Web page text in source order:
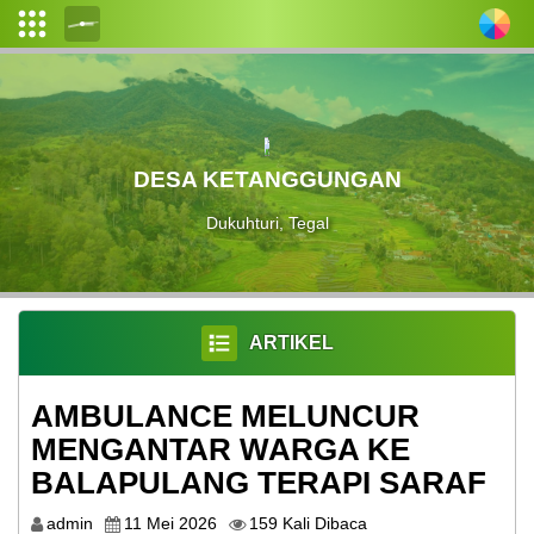
Admin
Layanan
Mandiri
PROFIL
LEMBAGA
KEPENDUDUKAN
LAYANAN
PPID
LAPAK
DESA KETANGGUNGAN
Dukuhturi, Tegal
ARTIKEL
AMBULANCE MELUNCUR
MENGANTAR WARGA KE
BALAPULANG TERAPI SARAF
admin 11 Mei 2026 159 Kali Dibaca